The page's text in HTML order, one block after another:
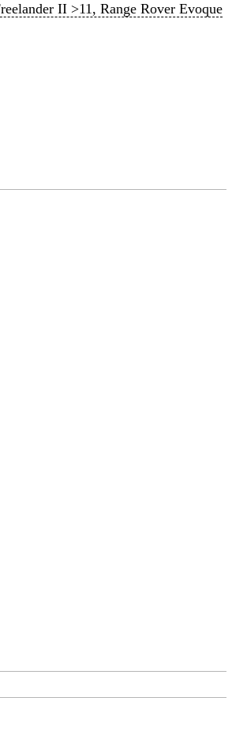
II >11, Range Rover Evoque